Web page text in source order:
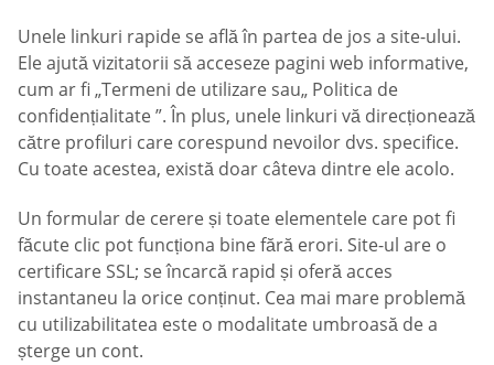
Unele linkuri rapide se află în partea de jos a site-ului.
Ele ajută vizitatorii să acceseze pagini web informative,
cum ar fi „Termeni de utilizare sau„ Politica de
confidențialitate ”. În plus, unele linkuri vă direcționează
către profiluri care corespund nevoilor dvs. specifice.
Cu toate acestea, există doar câteva dintre ele acolo.
Un formular de cerere și toate elementele care pot fi
făcute clic pot funcționa bine fără erori. Site-ul are o
certificare SSL; se încarcă rapid și oferă acces
instantaneu la orice conținut. Cea mai mare problemă
cu utilizabilitatea este o modalitate umbroasă de a
șterge un cont.